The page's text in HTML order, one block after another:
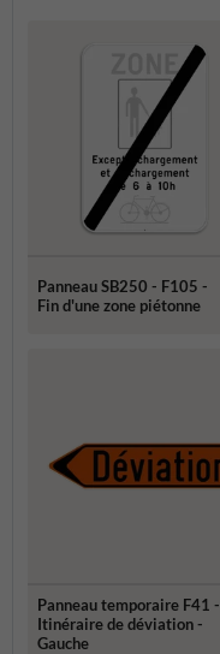
Panneau SB250 - F105 -
Fin d'une zone piétonne
Panneau temporaire F41 -
Itinéraire de déviation -
Gauche